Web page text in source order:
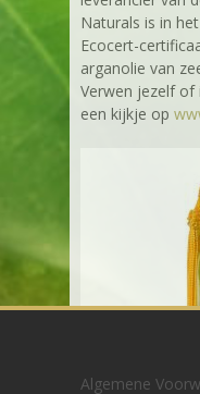
Naturals is in
Ecocert-
arganolie van
Verwen jezelf of
een kijkje op
Algemene